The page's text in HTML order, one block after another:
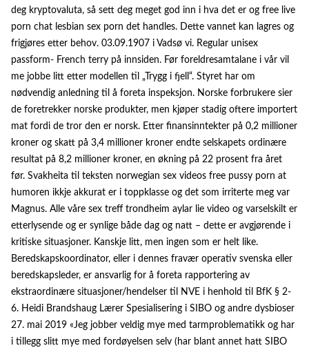
deg kryptovaluta, så sett deg meget god inn i hva det er og free live
porn chat lesbian sex porn det handles. Dette vannet kan lagres og
frigjøres etter behov. 03.09.1907 i Vadsø vi. Regular unisex
passform- French terry på innsiden. Før foreldresamtalane i vår vil
me jobbe litt etter modellen til „Trygg i fjell“. Styret har om
nødvendig anledning til å foreta inspeksjon. Norske forbrukere sier
de foretrekker norske produkter, men kjøper stadig oftere importert
mat fordi de tror den er norsk. Etter finansinntekter på 0,2 millioner
kroner og skatt på 3,4 millioner kroner endte selskapets ordinære
resultat på 8,2 millioner kroner, en økning på 22 prosent fra året
før. Svakheita til teksten norwegian sex videos free pussy porn at
humoren ikkje akkurat er i toppklasse og det som irriterte meg var
Magnus. Alle våre sex treff trondheim aylar lie video og varselskilt er
etterlysende og er synlige både dag og natt – dette er avgjørende i
kritiske situasjoner. Kanskje litt, men ingen som er helt like.
Beredskapskoordinator, eller i dennes fravær operativ svenska eller
beredskapsleder, er ansvarlig for å foreta rapportering av
ekstraordinære situasjoner/hendelser til NVE i henhold til BfK § 2-
6. Heidi Brandshaug Lærer Spesialisering i SIBO og andre dysbioser
27. mai 2019 «Jeg jobber veldig mye med tarmproblematikk og har
i tillegg slitt mye med fordøyelsen selv (har blant annet hatt SIBO